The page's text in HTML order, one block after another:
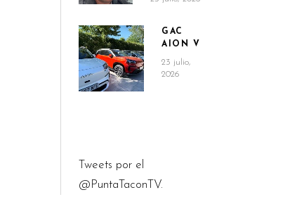
GAC
AION V
23 julio,
2026
Tweets por el
@PuntaTaconTV.